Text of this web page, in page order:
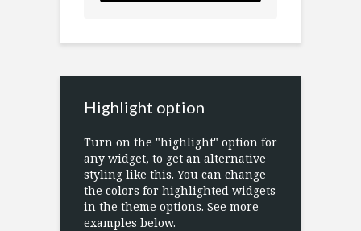
Highlight option
Turn on the "highlight" option for
any widget, to get an alternative
styling like this. You can change
the colors for highlighted widgets
in the theme options. See more
examples below.